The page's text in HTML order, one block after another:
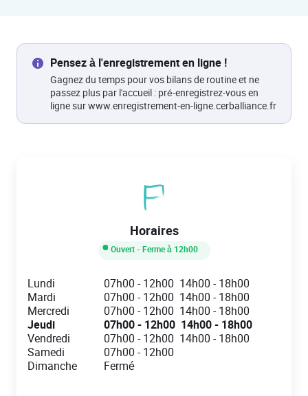
Pensez à l'enregistrement en ligne !
Gagnez du temps pour vos bilans de routine et ne
passez plus par l'accueil : pré-enregistrez-vous en
ligne sur www.enregistrement-en-ligne.cerballiance.fr
Horaires
Ouvert- Ferme à 12h00
Day of the WeekHours
Lundi 07h00 -12h00 14h00 -18h00
Mardi
07h00 -12h00 14h00 -18h00
Mercredi
07h00 -12h00 14h00 -18h00
Jeudi
07h00- 12h00 14h00- 18h00
Vendredi
07h00 -12h00 14h00 -18h00
Samedi
07h00 -12h00
Dimanche
Fermé